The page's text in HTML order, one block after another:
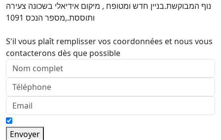
נוף המבוקשת.בניין חדש ומטופח , מיקום אידיאלי בשכונה צעירה
ותוססת.,מספר הנכס 1091
S'il vous plaît remplisser vos coordonnées et nous vous
contacterons dès que possible
Envoyer